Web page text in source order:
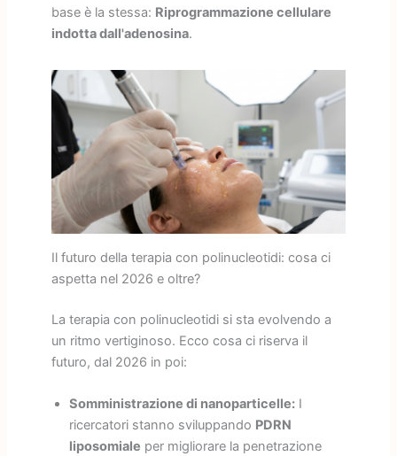
base è la stessa: Riprogrammazione cellulare
indotta dall'adenosina.
Il futuro della terapia con polinucleotidi: cosa ci
aspetta nel 2026 e oltre?
La terapia con polinucleotidi si sta evolvendo a
un ritmo vertiginoso. Ecco cosa ci riserva il
futuro, dal 2026 in poi:
Somministrazione di nanoparticelle:I
ricercatori stanno sviluppando PDRN
liposomiale per migliorare la penetrazione